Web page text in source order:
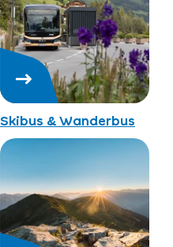
Skibus & Wanderbus